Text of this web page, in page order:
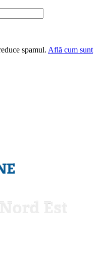
spamul. Află cum sunt